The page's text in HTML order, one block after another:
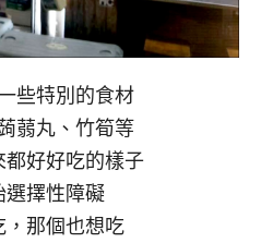
些特別的食材
蒻丸、竹筍等
好好吃的樣子
選擇性障礙
那個也想吃